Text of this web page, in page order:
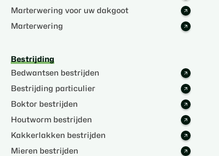
Marterwering voor uw dakgoot
Marterwering
Bestrijding
Bedwantsen bestrijden
Bestrijding particulier
Boktor bestrijden
Houtworm bestrijden
Kakkerlakken bestrijden
Mieren bestrijden